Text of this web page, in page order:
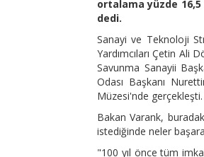
ortalama yüzde
dedi.
Sanayi ve Teknoloji
Yardımcıları Çetin Ali
Savunma Sanayii
Odası Başkanı
Müzesi'nde gerçekleşti.
Bakan Varank,
istediğinde neler
"100 yıl önce tüm